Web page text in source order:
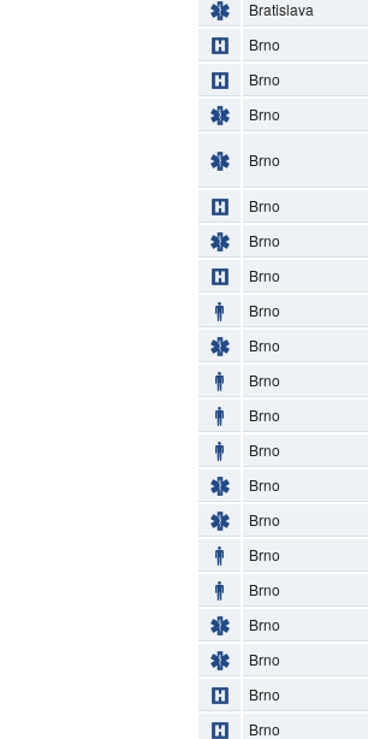
Bratislava
Brno
Brno
Brno
Brno
Brno
Brno
Brno
Brno
Brno
Brno
Brno
Brno
Brno
Brno
Brno
Brno
Brno
Brno
Brno
Brno